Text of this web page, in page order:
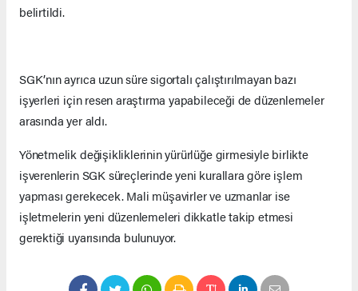
belirtildi.
SGK’nın ayrıca uzun süre sigortalı çalıştırılmayan bazı
işyerleri için resen araştırma yapabileceği de düzenlemeler
arasında yer aldı.
Yönetmelik değişikliklerinin yürürlüğe girmesiyle birlikte
işverenlerin SGK süreçlerinde yeni kurallara göre işlem
yapması gerekecek. Mali müşavirler ve uzmanlar ise
işletmelerin yeni düzenlemeleri dikkatle takip etmesi
gerektiği uyarısında bulunuyor.